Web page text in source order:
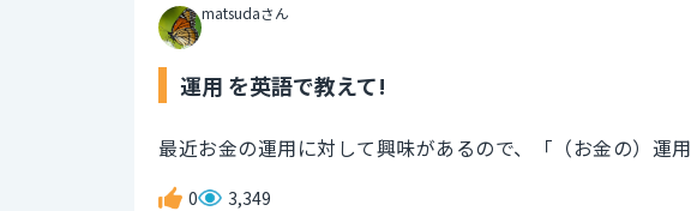
matsudaさん
運用 を英語で教えて!
最近お金の運用に対して興味があるので、「（お金の）運
0 3,349